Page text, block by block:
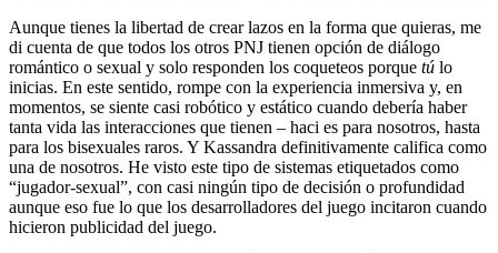
Aunque tienes la libertad de crear lazos en la forma que quieras, me
di cuenta de que todos los otros PNJ tienen opción de diálogo
romántico o sexual y solo responden los coqueteos porque tú lo
inicias. En este sentido, rompe con la experiencia inmersiva y, en
momentos, se siente casi robótico y estático cuando debería haber
tanta vida las interacciones que tienen – haci es para nosotros, hasta
para los bisexuales raros. Y Kassandra definitivamente califica como
una de nosotros. He visto este tipo de sistemas etiquetados como
“jugador-sexual”, con casi ningún tipo de decisión o profundidad
aunque eso fue lo que los desarrolladores del juego incitaron cuando
hicieron publicidad del juego.